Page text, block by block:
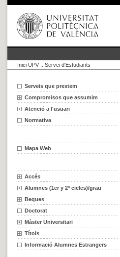
Inici UPV :: Servei d'Estudiants
Serveis que prestem
Compromisos que assumim
Atenció a l'usuari
Normativa
Mapa Web
Accés
Alumnes (1er y 2º cicles)/grau
Beques
Doctorat
Màster Universitari
Títols
Informació Alumnes Estrangers